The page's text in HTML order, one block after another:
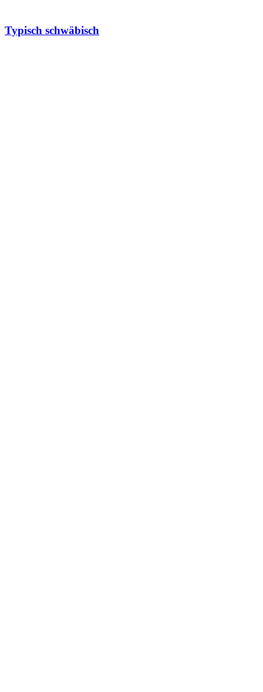
Typisch schwäbisch